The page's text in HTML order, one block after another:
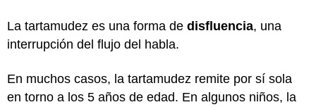
La tartamudez es una forma de disfluencia, una
interrupción del flujo del habla.
En muchos casos, la tartamudez remite por sí sola
en torno a los 5 años de edad. En algunos niños, la